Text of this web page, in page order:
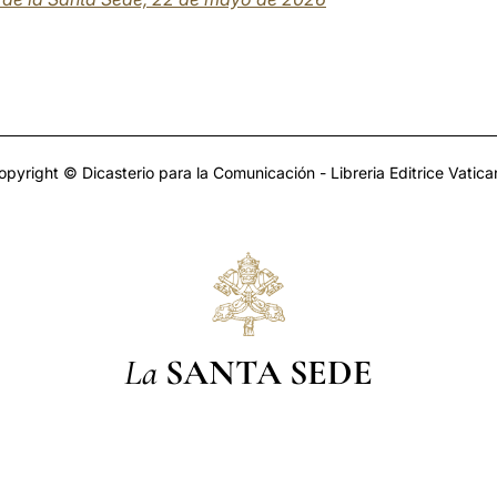
© Dicasterio para la Comunicación - Libreria Editrice
La SANTA SEDE